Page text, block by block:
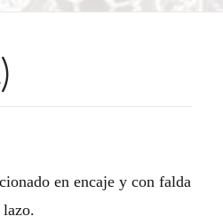
en encaje y con falda